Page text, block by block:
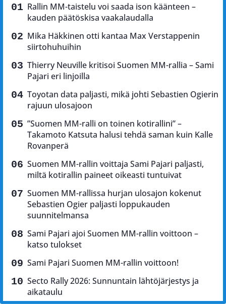
Rallin MM-taistelu voi saada ison käänteen –
kauden päätöskisa vaakalaudalla
Mika Häkkinen otti kantaa Max Verstappenin
siirtohuhuihin
Thierry Neuville kritisoi Suomen MM-rallia – Sami
Pajari eri linjoilla
Toyotan data paljasti, mikä johti Sebastien Ogierin
rajuun ulosajoon
”Suomen MM-ralli on toinen kotirallini” –
Takamoto Katsuta halusi tehdä saman kuin Kalle
Rovanperä
Suomen MM-rallin voittaja Sami Pajari paljasti,
miltä kotirallin paineet oikeasti tuntuivat
Suomen MM-rallissa hurjan ulosajon kokenut
Sebastien Ogier paljasti loppukauden
suunnitelmansa
Sami Pajari ajoi Suomen MM-rallin voittoon –
katso tulokset
Sami Pajari Suomen MM-rallin voittoon!
Secto Rally 2026: Sunnuntain lähtöjärjestys ja
aikataulu